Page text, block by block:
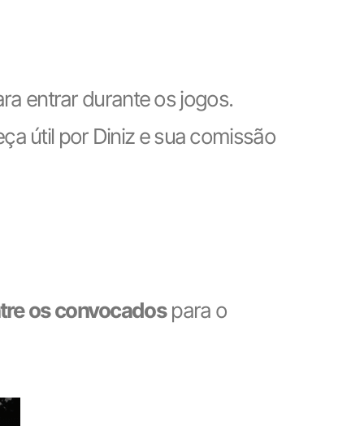
entrar durante os jogos.
útil por Diniz e sua comissão
os convocadospara o